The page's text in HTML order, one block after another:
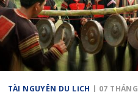
TÀI NGUYÊN DU LỊCH | 07 THÁNG